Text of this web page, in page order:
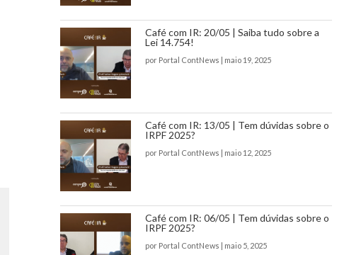
Café com IR: 20/05 | Saiba tudo sobre a
Lei 14.754!
por Portal ContNews | maio 19, 2025
Café com IR: 13/05 | Tem dúvidas sobre o
IRPF 2025?
por Portal ContNews | maio 12, 2025
Café com IR: 06/05 | Tem dúvidas sobre o
IRPF 2025?
por Portal ContNews | maio 5, 2025